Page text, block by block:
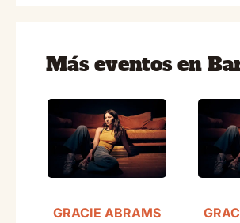
Más eventos en
GRACIE ABRAMS